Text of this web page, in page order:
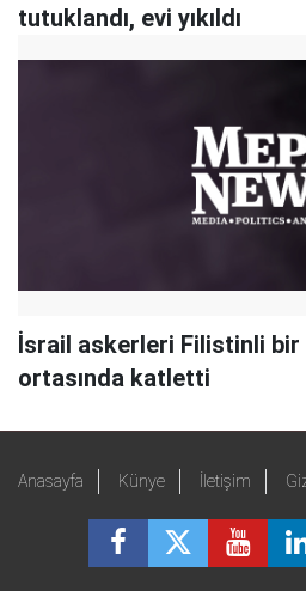
tutuklandı, evi yıkıldı
İsrail askerleri Filistinli bir
ortasında katletti
Anasayfa Künye İletişim